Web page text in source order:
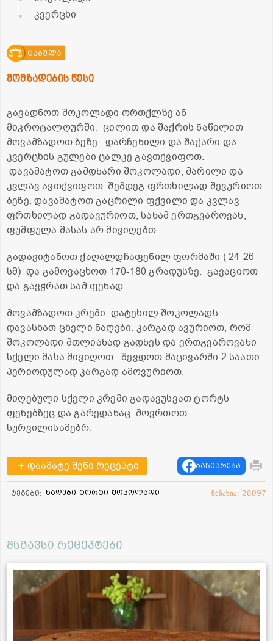
კვერცხი
ტაბულა
მომზადების წესი
გავადნოთ შოკოლადი ორთქლზე ან
მიკროტალღურში. ცილით და შაქრის ნაწილით
მოვამზადოთ ბეზე. დარჩენილი და შაქარი და
კვერცხის გულები ცალკე გავთქვიფოთ.
დავამატოთ გამდნარი შოკოლადი, მარილი და
კვლავ ავთქვიფოთ. შემდეგ ფრთხილად შევურიოთ
ბეზე. დავამატოთ გაცრილი ფქვილი და კვლავ
ფრთხილად გადავურიოთ, სანამ ერთგვაროვან,
ფუმფულა მასას არ მივიღებთ.
გადავიტანოთ ქაღალდჩაფენილ ფორმაში ( 24-26
სმ) და გამოვაცხოთ 170-180 გრადუსზე. გავაციოთ
და გავჭრათ სამ ფენად.
მოვამზადოთ კრემი: დატეხილ შოკოლადს
დავასხათ ცხელი ნაღები. კარგად ავურიოთ, რომ
შოკოლადი მთლიანად გადნეს და ერთგვაროვანი
სქელი მასა მივიღოთ. შევდოთ მაცივარში 2 საათი,
პერიოდულად კარგად ამოვურიოთ.
მიღებული სქელი კრემი გადავუსვათ ტორტს
ფენებზეც და გარედანაც. მოვრთოთ
სურვილისამებრ.
დაამატე შენი რეცეპტი გაზიარება
ტეგები: ნაღები ტორტი შოკოლადი ნანახია: 28097
მსგავსი რეცეპტები